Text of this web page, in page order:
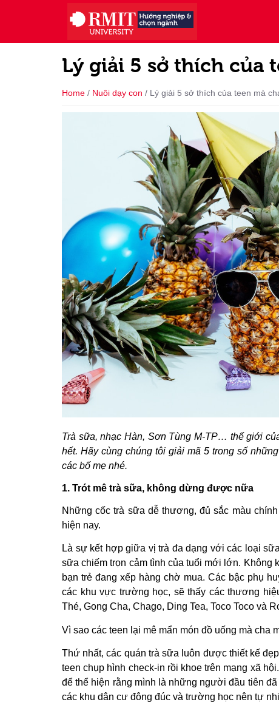
Lý giải 5 sở thích của
Home / Nuôi dạy con / Lý giải 5 sở thích của teen mà
Trà sữa, nhạc Hàn, Sơn Tùng M-TP… thế giới
hết. Hãy cùng chúng tôi giải mã 5 trong số
các bố mẹ nhé.
1. Trót mê trà sữa, không dừng được nữa
Những cốc trà sữa dễ thương, đủ sắc màu
hiện nay.
Là sự kết hợp giữa vị trà đa dạng với các loại
sữa chiếm trọn cảm tình của tuổi mới lớn. Không
bạn trẻ đang xếp hàng chờ mua. Các bậc phụ
các khu vực trường học, sẽ thấy các thương
Thé, Gong Cha, Chago, Ding Tea, Toco Toco và
Vì sao các teen lại mê mẩn món đồ uống mà cha
Thứ nhất, các quán trà sữa luôn được thiết kế
teen chụp hình check-in rồi khoe trên mạng xã
để thể hiện rằng mình là những người đầu tiên
các khu dân cư đông đúc và trường học nên tự